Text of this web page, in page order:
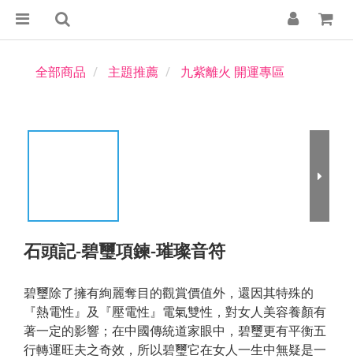
全部商品 主題推薦 九紫離火 開運專區
石頭記-碧璽項鍊-璀璨音符
碧璽除了擁有絢麗奪目的觀賞價值外，還因其特殊的
『熱電性』及『壓電性』電氣雙性，對女人美容養顏有
著一定的影響；在中國傳統道家眼中，碧璽更有平衡五
行轉運旺夫之奇效，所以碧璽它在女人一生中無疑是一